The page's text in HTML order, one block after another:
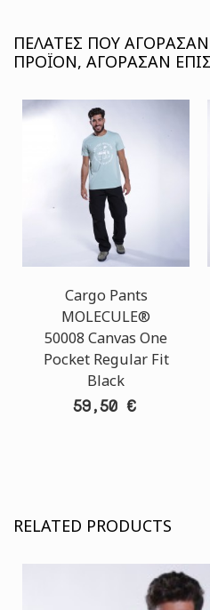
ΠΕΛΆΤΕΣ ΠΟΥ
ΠΡΟΪΌΝ, ΑΓΌΡΑΣΑΝ
Cargo Pants
MOLECULE®
50008 Canvas One
Pocket Regular Fit
Black
59,50 €
RELATED PRODUCTS